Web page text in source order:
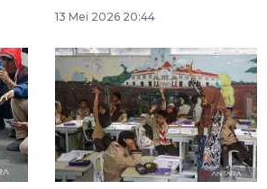
13 Mei 2026 20:44